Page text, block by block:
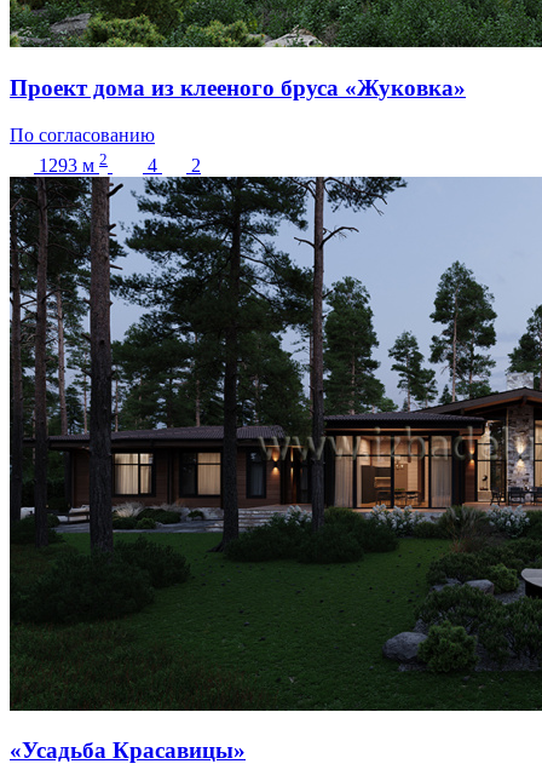
Проект дома из клееного бруса «Жуковка»
По согласованию
1293 м 2 4 2
«Усадьба Красавицы»